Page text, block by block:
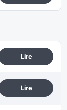
Lire
Lire